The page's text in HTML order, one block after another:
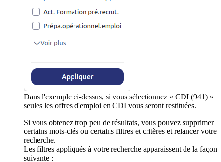
Dans l'exemple ci-dessus, si vous sélectionnez « CDI (941) »
seules les offres d'emploi en CDI vous seront restituées.
Si vous obtenez trop peu de résultats, vous pouvez supprimer
certains mots-clés ou certains filtres et critères et relancer votre
recherche.
Les filtres appliqués à votre recherche apparaissent de la façon
suivante :